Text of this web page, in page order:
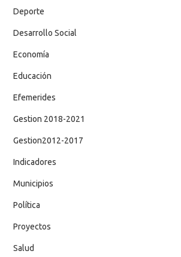
Deporte
Desarrollo Social
Economía
Educación
Efemerides
Gestion 2018-2021
Gestion2012-2017
Indicadores
Municipios
Política
Proyectos
Salud